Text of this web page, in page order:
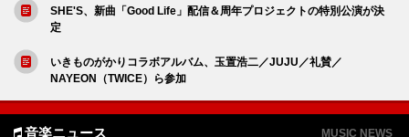
SHE'S、新曲「Good Life」配信＆周年プロジェクトの特別公演が決
定
いきものがかりコラボアルバム、玉置浩二／JUJU／礼賛／
NAYEON（TWICE）ら参加
音楽ニュース MUSIC NEWS